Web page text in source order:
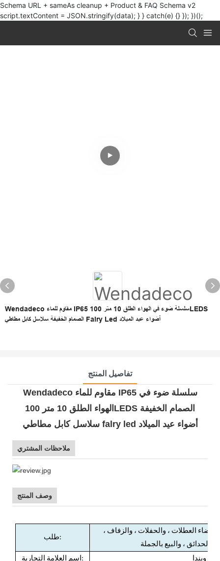
Schema URL + sameAs cleanup + Product & FAQ Schema v2
script.textContent = JSON.stringify(data); } } catch(e) {} }); })();
Wendadeco مقاوم للماء IP65 سلسلة ضوء في الهواء الطلق 10 متر 100LEDS
الصمام الخفيفة سلاسل كابل مطاطي Falry Led أضواء عيد الميلاد
تفاصيل المنتج
Wendadeco مقاوم للماء IP65 سلسلة ضوء في
الهواء الطلق 10 متر 100LEDS الصمام الخفيفة
سلاسل كابل مطاطي falry led أضواء عيد الميلاد
ملاحظات المشتري
وصف المنتج
طلب:
لقضاء العطلات ، والحفلات ، والزفاف ،
، والبيع بالجملة
اسم العلامة التجارية:
ويندا